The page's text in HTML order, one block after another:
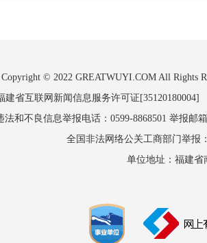
Copyright © 2022 GREATWUYI.COM All Rights
建省互联网新闻信息服务许可证
法和不良信息举报电话：0599-8868501 举报邮
全国非法网络公关工商部门举报
单位地址：福建省